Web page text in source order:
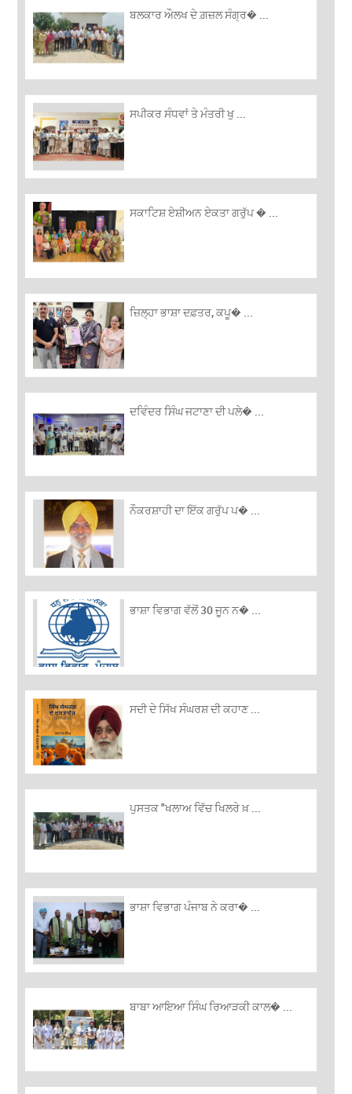
ਬਲਕਾਰ ਔਲਖ ਦੇ ਗ਼ਜ਼ਲ ਸੰਗ੍ਰ� ...
ਸਪੀਕਰ ਸੰਧਵਾਂ ਤੇ ਮੰਤਰੀ ਖੁ ...
ਸਕਾਟਿਸ਼ ਏਸ਼ੀਅਨ ਏਕਤਾ ਗਰੁੱਪ � ...
ਜ਼ਿਲ੍ਹਾ ਭਾਸ਼ਾ ਦਫ਼ਤਰ, ਕਪੂ� ...
ਦਵਿੰਦਰ ਸਿੰਘ ਜਟਾਣਾ ਦੀ ਪਲੇ� ...
ਨੌਕਰਸ਼ਾਹੀ ਦਾ ਇੱਕ ਗਰੁੱਪ ਪ� ...
ਭਾਸ਼ਾ ਵਿਭਾਗ ਵੱਲੋਂ 30 ਜੂਨ ਨ� ...
ਸਦੀ ਦੇ ਸਿੱਖ ਸੰਘਰਸ਼ ਦੀ ਕਹਾਣ ...
ਪੁਸਤਕ "ਖਲਾਅ ਵਿੱਚ ਖਿਲਰੇ ਖ਼ ...
ਭਾਸ਼ਾ ਵਿਭਾਗ ਪੰਜਾਬ ਨੇ ਕਰਾ� ...
ਬਾਬਾ ਆਇਆ ਸਿੰਘ ਰਿਆੜਕੀ ਕਾਲ� ...